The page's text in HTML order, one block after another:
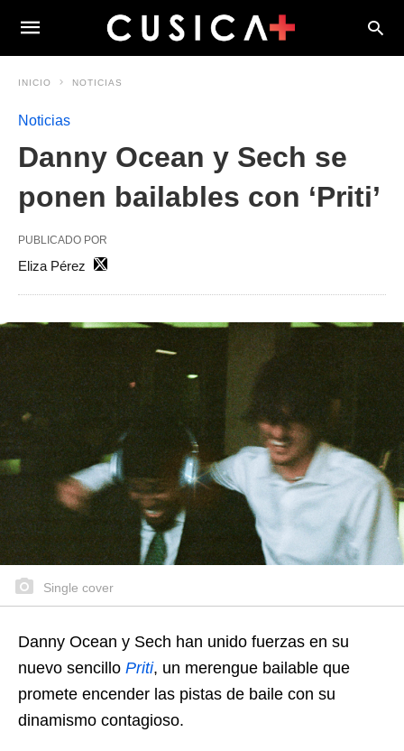
INICIO NOTICIAS
Noticias
Danny Ocean y Sech se
ponen bailables con ‘Priti’
PUBLICADO POR
Eliza Pérez
Single cover
Danny Ocean y Sech han unido fuerzas en su
nuevo sencillo Priti, un merengue bailable que
promete encender las pistas de baile con su
dinamismo contagioso.